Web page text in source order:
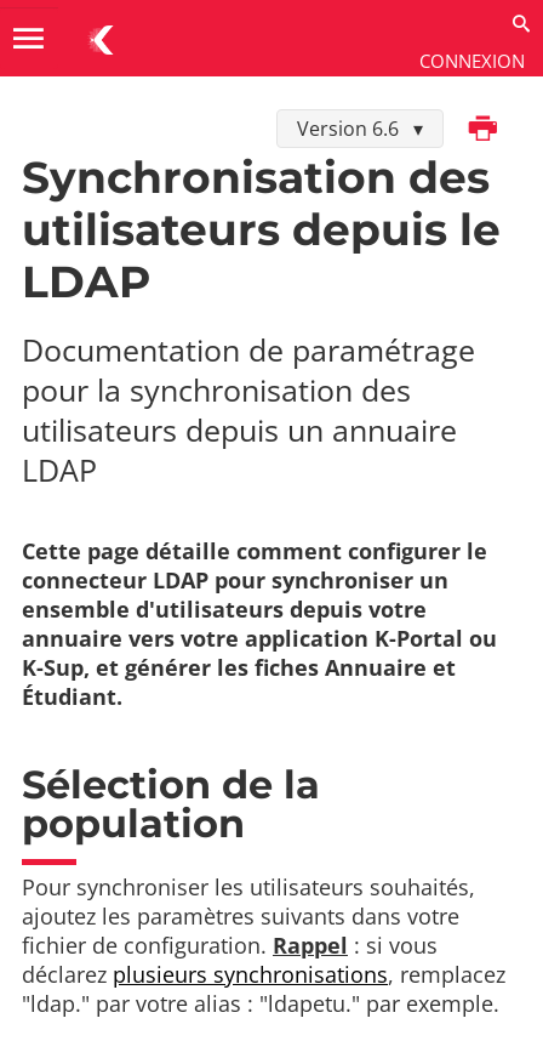
CONNEXION
menu
Version 6.6Imprimer
Connecteurs SI →
Connecteur LDAP
Synchronisation des
utilisateurs depuis le
LDAP
Documentation de paramétrage
pour la synchronisation des
utilisateurs depuis un annuaire
LDAP
Cette page détaille comment configurer le
connecteur LDAP pour synchroniser un
ensemble d'utilisateurs depuis votre
annuaire vers votre application K-Portal ou
K-Sup, et générer les fiches Annuaire et
Étudiant.
Sélection de la
population
Pour synchroniser les utilisateurs souhaités,
ajoutez les paramètres suivants dans votre
fichier de configuration. Rappel : si vous
déclarez plusieurs synchronisations, remplacez
"ldap." par votre alias : "ldapetu." par exemple.